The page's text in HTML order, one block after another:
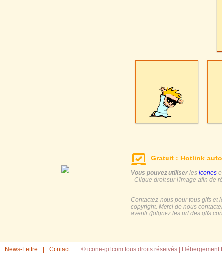
Gratuit : Hotlink
Vous pouvez utiliser les icones
- Clique droit sur l'image afin de
Contactez-nous pour tous gifs et
copyright. Merci de nous
avertir (joignez les url des gifs
News-Lettre Contact © icone-gif.com tous droits réservés | Hébergement